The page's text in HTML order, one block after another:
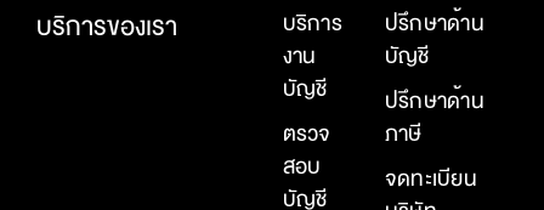
บริการของเรา
บริการ
งาน
บัญชี
ตรวจ
สอบ
บัญชี
ปรึกษาด้าน
บัญชี
ปรึกษาด้าน
ภาษี
จดทะเบียน